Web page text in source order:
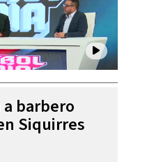
barbero
Siquirres